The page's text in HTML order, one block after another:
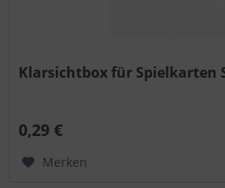
Klarsichtbox für Spielkarten
0,29 €
Merken